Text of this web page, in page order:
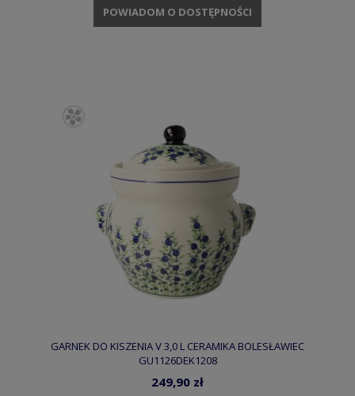
POWIADOM O DOSTĘPNOŚCI
GARNEK DO KISZENIA V 3,0 L CERAMIKA BOLESŁAWIEC
GU1126DEK1208
249,90 zł